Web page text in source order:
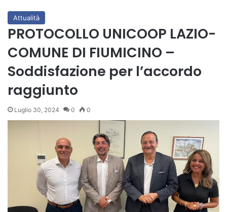
Attualità
PROTOCOLLO UNICOOP LAZIO-
COMUNE DI FIUMICINO –
Soddisfazione per l’accordo
raggiunto
Luglio 30, 2024 0 0